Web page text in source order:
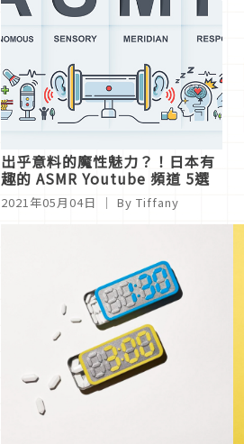
出乎意料的魔性魅力？！日本有
趣的 ASMR Youtube 頻道 5選
2021年05月04日 ｜ By Tiffany